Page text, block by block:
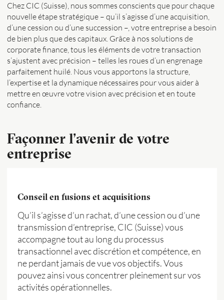
Chez CIC (Suisse), nous sommes conscients que pour chaque
nouvelle étape stratégique – qu’il s’agisse d’une acquisition,
d’une cession ou d’une succession –, votre entreprise a besoin
de bien plus que des capitaux. Grâce à nos solutions de
corporate finance, tous les éléments de votre transaction
s’ajustent avec précision – telles les roues d’un engrenage
parfaitement huilé. Nous vous apportons la structure,
l’expertise et la dynamique nécessaires pour vous aider à
mettre en œuvre votre vision avec précision et en toute
confiance.
Façonner l’avenir de votre
entreprise
Conseil en fusions et acquisitions
Qu’il s’agisse d’un rachat, d’une cession ou d’une
transmission d’entreprise, CIC (Suisse) vous
accompagne tout au long du processus
transactionnel avec discrétion et compétence, en
ne perdant jamais de vue vos objectifs. Vous
pouvez ainsi vous concentrer pleinement sur vos
activités opérationnelles.